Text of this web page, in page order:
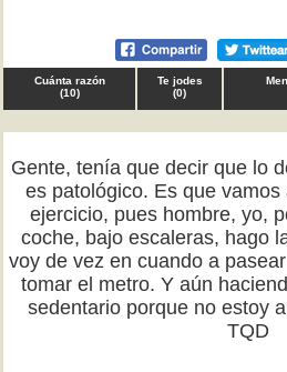
Cuánta razón
(10)
Te jodes
(0)
Gente, tenía que decir que lo
es patológico. Es que
ejercicio, pues hombre, yo,
coche, bajo escaleras, hago
voy de vez en cuando a
tomar el metro. Y aún
sedentario porque no estoy
TQD